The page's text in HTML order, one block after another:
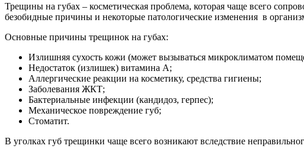
Трещины на губах – косметическая проблема, которая чаще всего
безобидные причины и некоторые патологические изменения в
Основные причины трещинок на губах:
Излишняя сухость кожи (может вызываться микроклиматом
Недостаток (излишек) витамина А;
Аллергические реакции на косметику, средства гигиены;
Заболевания ЖКТ;
Бактериальные инфекции (кандидоз, герпес);
Механическое повреждение губ;
Стоматит.
В уголках губ трещинки чаще всего возникают вследствие